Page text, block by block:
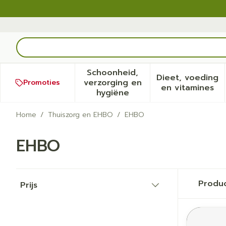
Product, merk, categorie...
Promoties
Schoonheid,
verzorging en
hygiëneToon submenu voor
Dieet, voeding
en vitamines
Toon
Home / Thuiszorg en EHBO / EHBO
EHBO
Prijs